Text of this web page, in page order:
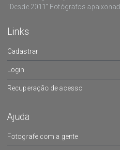
"Desde 2011" Fotógrafos
Links
Cadastrar
Login
Recuperação de acesso
Ajuda
Fotografe com a gente